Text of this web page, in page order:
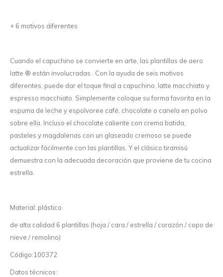
+ 6 motivos diferentes
Cuando el capuchino se convierte en arte, las plantillas de aero
latte ® están involucradas . Con la ayuda de seis motivos
diferentes, puede dar el toque final a capuchino, latte macchiato y
espresso macchiato. Simplemente coloque su forma favorita en la
espuma de leche y espolvoree café, chocolate o canela en polvo
sobre ella. Incluso el chocolate caliente con crema batida,
pasteles y magdalenas con un glaseado cremoso se puede
actualizar fácilmente con las plantillas. Y el clásico tiramisú
demuestra con la adecuada decoración que proviene de tu cocina
estrella.
Material: plástico
de alta calidad 6 plantillas (hoja / cara / estrella / corazón / copo de
nieve / remolino)
Código:100372
Datos técnicos: